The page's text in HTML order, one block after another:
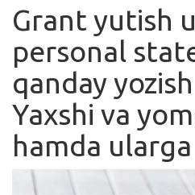
Ishlar
Kurslar
Blog
Yana
Grant yutish
personal
qanday
Yaxshi va
hamda